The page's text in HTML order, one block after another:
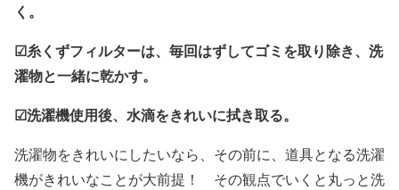
く。
☑糸くずフィルターは、毎回はずしてゴミを取り除き、洗
濯物と一緒に乾かす。
☑洗濯機使用後、水滴をきれいに拭き取る。
洗濯物をきれいにしたいなら、その前に、道具となる洗濯
機がきれいなことが大前提！ その観点でいくと丸っと洗